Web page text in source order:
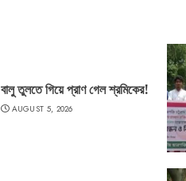
বালু তুলতে গিয়ে প্রাণ গেল শ্রমিকের!
AUGUST 5, 2026